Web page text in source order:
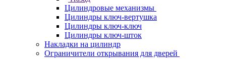
Цилиндровые механизмы
Цилиндры ключ-вертушка
Цилиндры ключ-ключ
Цилиндры ключ-шток
Накладки на цилиндр
Ограничители открывания для дверей